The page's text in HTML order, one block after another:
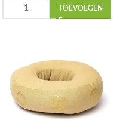
TOEVOEGEN